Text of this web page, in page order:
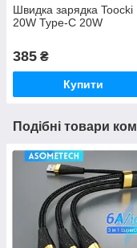
Швидка зарядка Toocki
20W Type-C 20W
385 ₴
Купити
Подібні товари